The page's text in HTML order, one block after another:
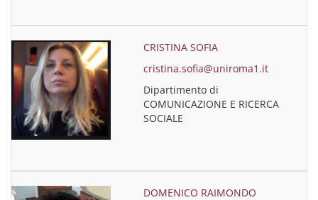
CRISTINA SOFIA
cristina.sofia@uniroma1.it
Dipartimento di
COMUNICAZIONE E RICERCA
SOCIALE
DOMENICO RAIMONDO